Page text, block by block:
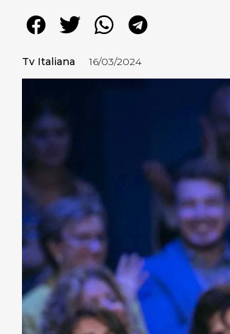
Tv Italiana 16/03/2024